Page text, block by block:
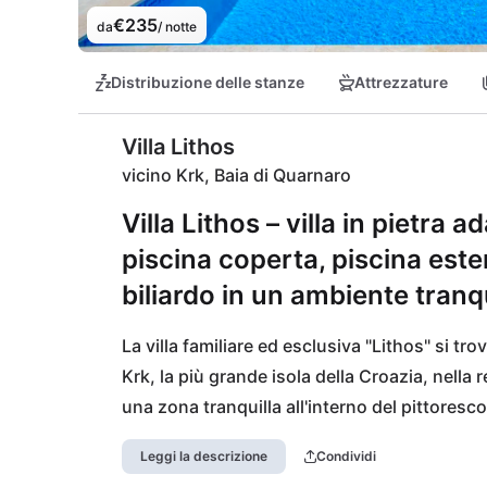
da€235/ notte
Distribuzione delle stanze Attrezzature
Villa Lithos
vicino Krk, Baia di Quarnaro
Villa Lithos – villa in pietra
piscina coperta, piscina
biliardo in un ambiente
La villa familiare ed esclusiva "Lithos" si
Krk, la più grande isola della Croazia, nella
una zona tranquilla all'interno del
raggiungibile tramite due ponti
auto. Fiume, la capitale del Quarnero, è a
Leggi la descrizione Condividi